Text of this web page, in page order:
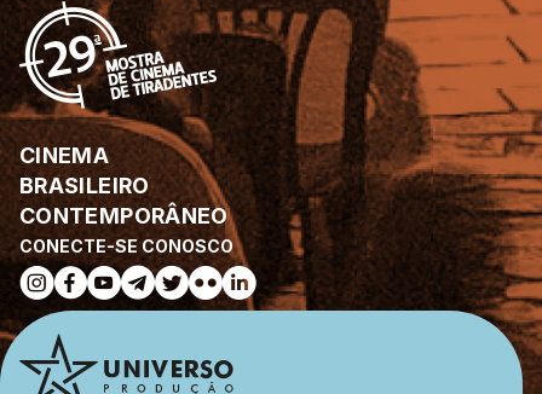
CONECTE-SE CONOSCO
CINEMA
BRASILEIRO
CONTEMPORÂNEO